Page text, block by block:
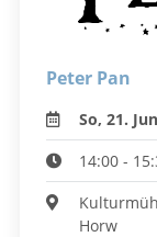
Peter Pan
So, 21.
14:00 -
Horw